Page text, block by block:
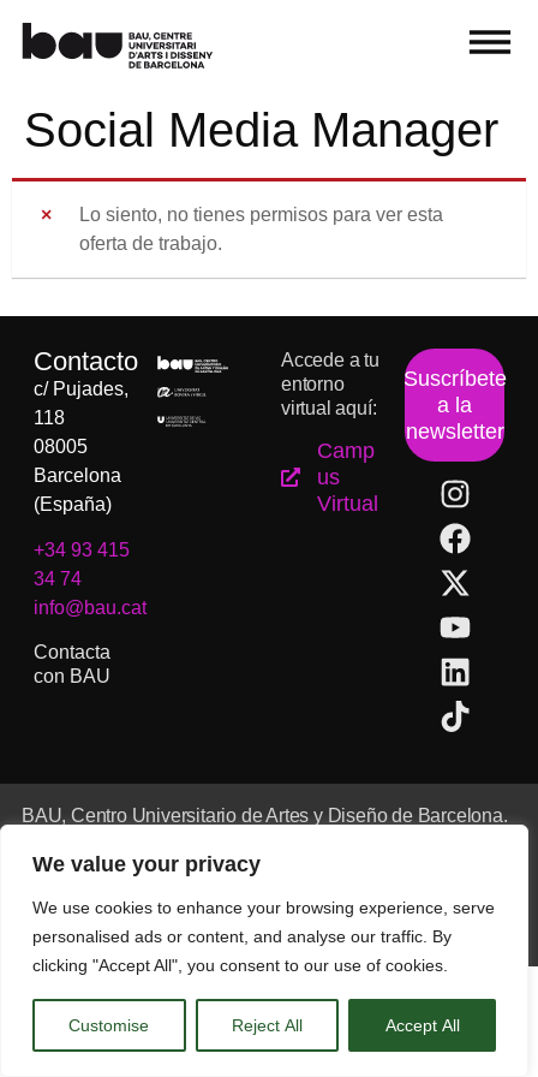
We value your privacy
We use cookies to enhance your browsing experience, serve
personalised ads or content, and analyse our traffic. By
clicking "Accept All", you consent to our use of cookies.
Customise Reject All Accept All
Social Media Manager
Lo siento, no tienes permisos para ver esta
oferta de trabajo.
Contacto
c/ Pujades,
118
08005
Barcelona
(España)
+34 93 415
34 74
info@bau.cat
Contacta
con BAU
Accede a tu
entorno
virtual aquí:
Camp
us
Virtual
Suscríbete
a la
newsletter
BAU, Centro Universitario de Artes y Diseño de Barcelona.
Aviso Legal
CA ES EN(IN)